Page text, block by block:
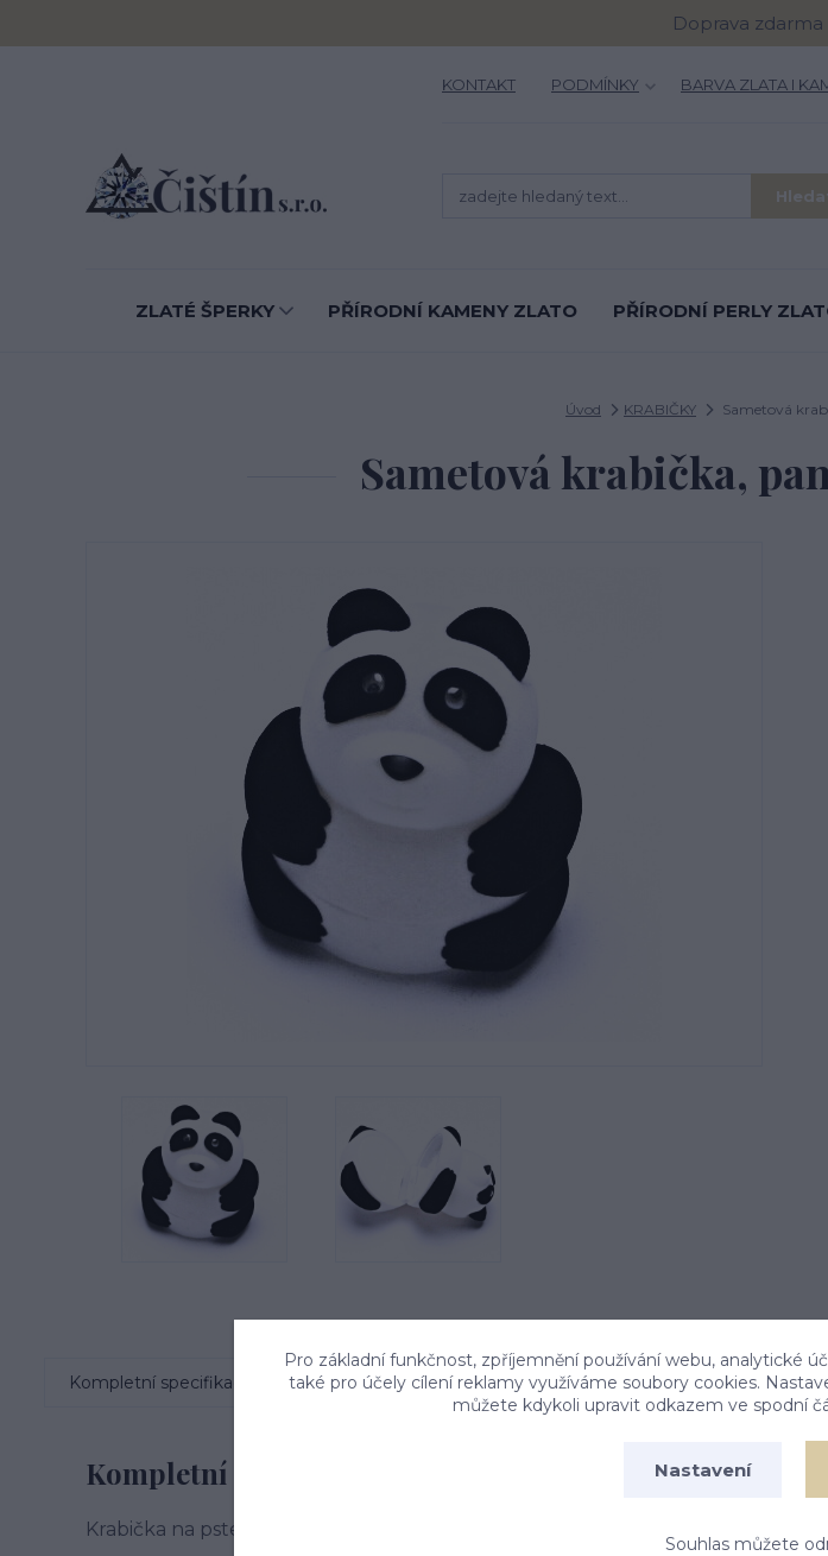
Doprava zdarma
KONTAKT PODMÍNKY BARVA ZLATA I
ZLATÉ ŠPERKY PŘÍRODNÍ KAMENY ZLATO PŘÍRODNÍ PERLY
Úvod KRABIČKY Sametová
Sametová krabička,
Kompletní specifikace Komentáře 0
Kompletní specifikace
Krabička na psten, naušnice, přívěsek provedení samet
Pro základní funkčnost, zpříjemnění používání webu, analytické
také pro účely cílení reklamy využíváme soubory cookies.
můžete kdykoli upravit odkazem ve spodní
Nastavení
Souhlas můžete